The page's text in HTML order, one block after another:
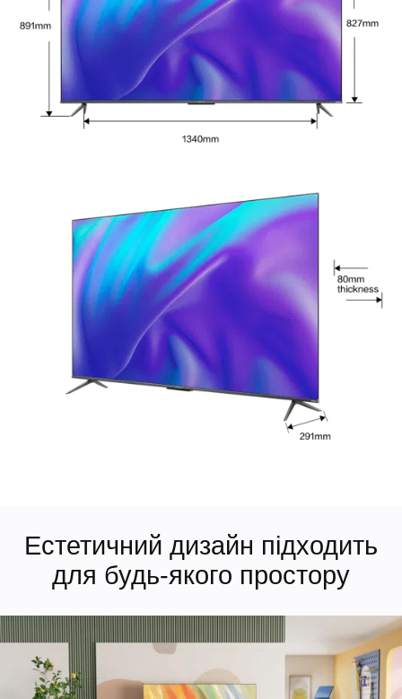
Естетичний дизайн підходить
для будь-якого простору